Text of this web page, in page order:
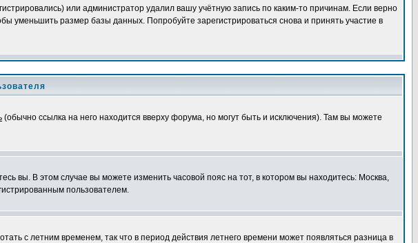
или администратор удалил вашу учётную запись по каким-то причинам. Если верно
уменьшить размер базы данных. Попробуйте зарегистрироваться снова и принять участие в
(обычно ссылка на него находится вверху форума, но могут быть и исключения). Там вы можете
вы. В этом случае вы можете изменить часовой пояс на тот, в котором вы находитесь: Москва,
пользователем.
с летним временем, так что в период действия летнего времени может появляться разница в